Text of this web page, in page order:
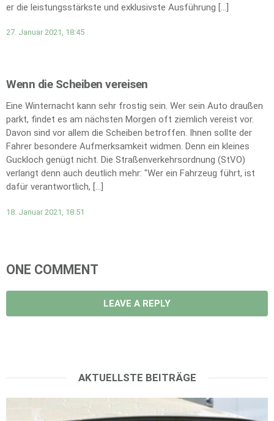
er die leistungsstärkste und exklusivste Ausführung […]
27. Januar 2021, 18:45
Wenn die Scheiben vereisen
Eine Winternacht kann sehr frostig sein. Wer sein Auto draußen
parkt, findet es am nächsten Morgen oft ziemlich vereist vor.
Davon sind vor allem die Scheiben betroffen. Ihnen sollte der
Fahrer besondere Aufmerksamkeit widmen. Denn ein kleines
Guckloch genügt nicht. Die Straßenverkehrsordnung (StVO)
verlangt denn auch deutlich mehr: "Wer ein Fahrzeug führt, ist
dafür verantwortlich, […]
18. Januar 2021, 18:51
ONE COMMENT
LEAVE A REPLY
AKTUELLSTE BEITRÄGE